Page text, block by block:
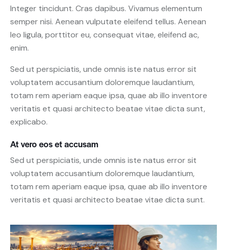
Integer tincidunt. Cras dapibus. Vivamus elementum
semper nisi. Aenean vulputate eleifend tellus. Aenean
leo ligula, porttitor eu, consequat vitae, eleifend ac,
enim.
Sed ut perspiciatis, unde omnis iste natus error sit
voluptatem accusantium doloremque laudantium,
totam rem aperiam eaque ipsa, quae ab illo inventore
veritatis et quasi architecto beatae vitae dicta sunt,
explicabo.
At vero eos et accusam
Sed ut perspiciatis, unde omnis iste natus error sit
voluptatem accusantium doloremque laudantium,
totam rem aperiam eaque ipsa, quae ab illo inventore
veritatis et quasi architecto beatae vitae dicta sunt.